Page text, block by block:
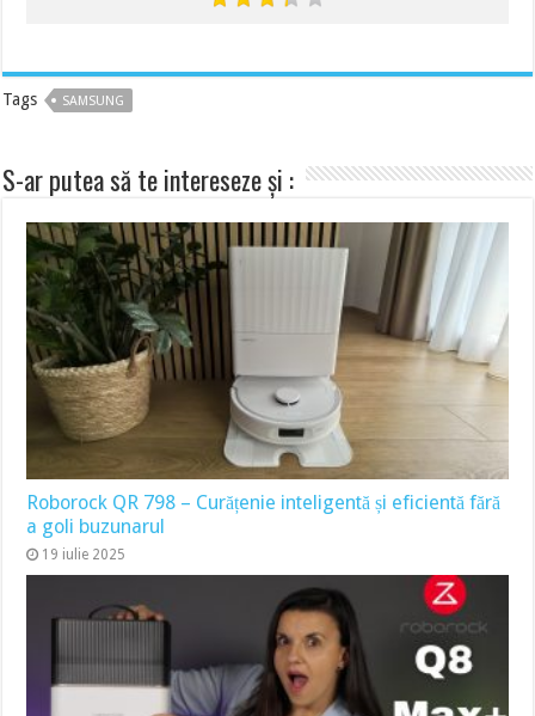
Tags SAMSUNG
S-ar putea să te intereseze și :
Roborock QR 798 – Curățenie inteligentă și eficientă fără
a goli buzunarul
19 iulie 2025